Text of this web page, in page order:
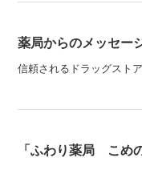
薬局からのメッセー
信頼されるドラッグスト
「ふわり薬局 こめ